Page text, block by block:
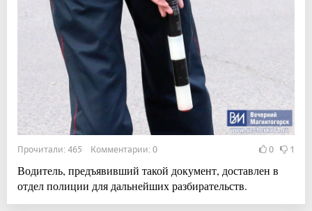
Прочитали: 465 Комментарии: 0 0 1
Водитель, предъявивший такой документ, доставлен в
отдел полиции для дальнейших разбирательств.